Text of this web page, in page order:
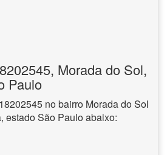
Morada do Sol,
Paulo
no bairro Morada do Sol
estado São Paulo abaixo: